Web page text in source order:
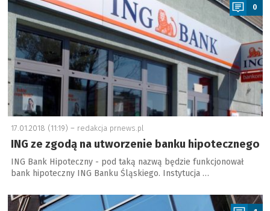
0
17.01.2018 (11:19) – redakcja prnews.pl
ING ze zgodą na utworzenie banku hipotecznego
ING Bank Hipoteczny - pod taką nazwą będzie funkcjonował
bank hipoteczny ING Banku Śląskiego. Instytucja …
a